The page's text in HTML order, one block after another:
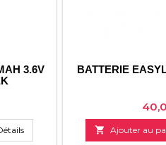
3.6V
BATTERIE
Prix
 Ajouter au